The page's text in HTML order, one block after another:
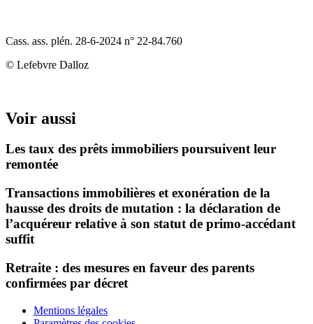
Cass. ass. plén. 28‑6‑2024 n° 22‑84.760
© Lefebvre Dalloz
Voir aussi
Les taux des prêts immobiliers poursuivent leur
remontée
Transactions immobilières et exonération de la
hausse des droits de mutation : la déclaration de
l’acquéreur relative à son statut de primo-accédant
suffit
Retraite : des mesures en faveur des parents
confirmées par décret
Mentions légales